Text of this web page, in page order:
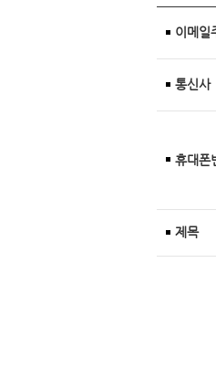
이메일
통신사
휴대폰
제목